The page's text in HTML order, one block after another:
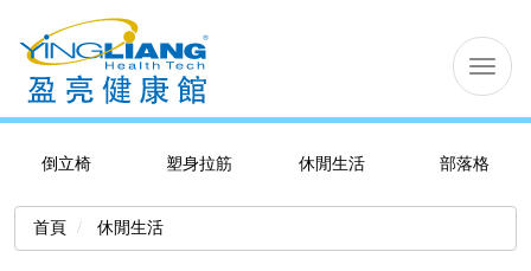
切
换
导
倒立椅
塑身拉筋 休閒生活 部落格
首頁 休閒生活